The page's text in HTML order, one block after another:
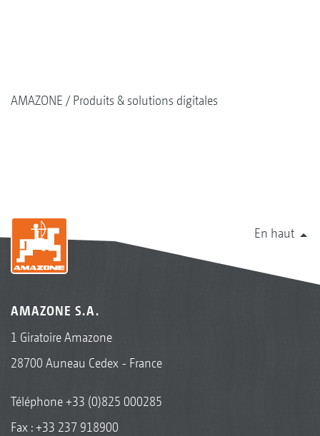
AMAZONE Produits & solutions digitales
En haut
AMAZONE S.A.
1 Giratoire Amazone
28700 Auneau Cedex - France
Téléphone+33 (0)825 000285
Fax : +33 237 918900